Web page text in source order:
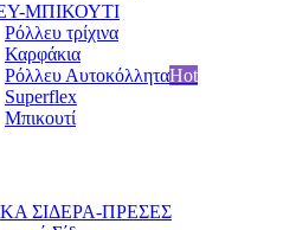
ΜΠΙΚΟΥΤΙ
Ρόλλευ τρίχινα
Καρφάκια
Ρόλλευ ΑυτοκόλληταHot
Superflex
Μπικουτί
ΣΙΔΕΡΑ-ΠΡΕΣΕΣ